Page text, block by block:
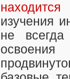
находится
изучения
не